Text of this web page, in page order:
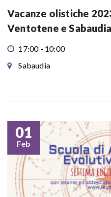
Vacanze olistiche
Ventotene e Sabaudia
17:00 - 10:00
Sabaudia
01
Feb